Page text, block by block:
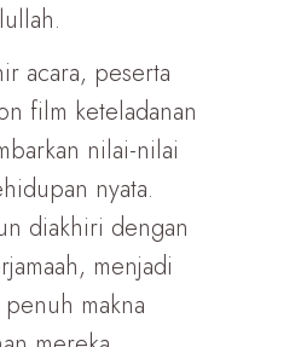
acara, peserta
film keteladanan
nilai-nilai
nyata.
diakhiri dengan
menjadi
makna